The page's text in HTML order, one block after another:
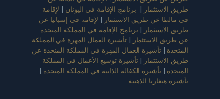
طريق الاستثمار | برنامج الإقامة في اليونان | لإقامة
في مالطا عن طريق الاستثمار | لإقامة في إسبانيا عن
طريق الاستثمار | برنامج الإقامة في المملكة المتحدة
عن طريق الاستثمار | تأشيرة العمال المهرة في المملكة
المتحدة | تأشيرة العمال المهرة في المملكة المتحدة عن
طريق الاستثمار | تأشيرة توسيع الأعمال في المملكة
المتحدة | تأشيرة الكفالة الذاتية في المملكة المتحدة |
تأشيرة هنغاريا الذهبية